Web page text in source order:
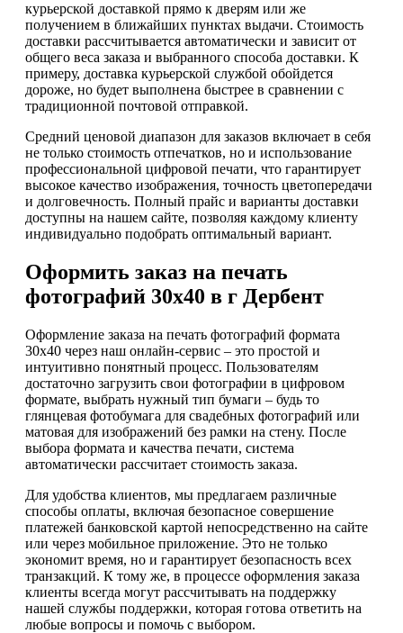
курьерской доставкой прямо к дверям или же
получением в ближайших пунктах выдачи. Стоимость
доставки рассчитывается автоматически и зависит от
общего веса заказа и выбранного способа доставки. К
примеру, доставка курьерской службой обойдется
дороже, но будет выполнена быстрее в сравнении с
традиционной почтовой отправкой.
Средний ценовой диапазон для заказов включает в себя
не только стоимость отпечатков, но и использование
профессиональной цифровой печати, что гарантирует
высокое качество изображения, точность цветопередачи
и долговечность. Полный прайс и варианты доставки
доступны на нашем сайте, позволяя каждому клиенту
индивидуально подобрать оптимальный вариант.
Оформить заказ на печать
фотографий 30х40 в г Дербент
Оформление заказа на печать фотографий формата
30х40 через наш онлайн-сервис – это простой и
интуитивно понятный процесс. Пользователям
достаточно загрузить свои фотографии в цифровом
формате, выбрать нужный тип бумаги – будь то
глянцевая фотобумага для свадебных фотографий или
матовая для изображений без рамки на стену. После
выбора формата и качества печати, система
автоматически рассчитает стоимость заказа.
Для удобства клиентов, мы предлагаем различные
способы оплаты, включая безопасное совершение
платежей банковской картой непосредственно на сайте
или через мобильное приложение. Это не только
экономит время, но и гарантирует безопасность всех
транзакций. К тому же, в процессе оформления заказа
клиенты всегда могут рассчитывать на поддержку
нашей службы поддержки, которая готова ответить на
любые вопросы и помочь с выбором.